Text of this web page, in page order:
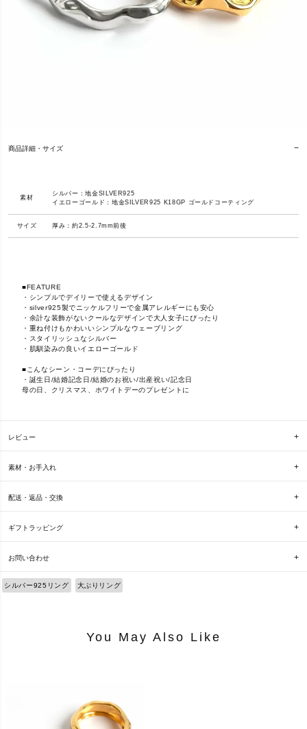
商品詳細・サイズ
素材
シルバー：地金SILVER925
イエローゴールド：地金SILVER925 K18GP ゴールドコーティング
サイズ 厚み：約2.5-2.7mm前後
■FEATURE
・シンプルでデイリーで使えるデザイン
・silver925製でニッケルフリーで金属アレルギーにも安心
・余計な装飾がないクールなデザインで大人女子にぴったり
・重ね付けもかわいいシンプルなウェーブリング
・スタイリッシュなシルバー
・肌馴染みの良いイエローゴールド
■こんなシーン・コーデにぴったり
・誕生日/結婚記念日/結婚のお祝い/出産祝い/記念日
母の日、クリスマス、ホワイトデーのプレゼントに
レビュー
素材・お手入れ
配送・返品・交換
ギフトラッピング
お問い合わせ
シルバー925リング 大ぶりリング
You May Also Like